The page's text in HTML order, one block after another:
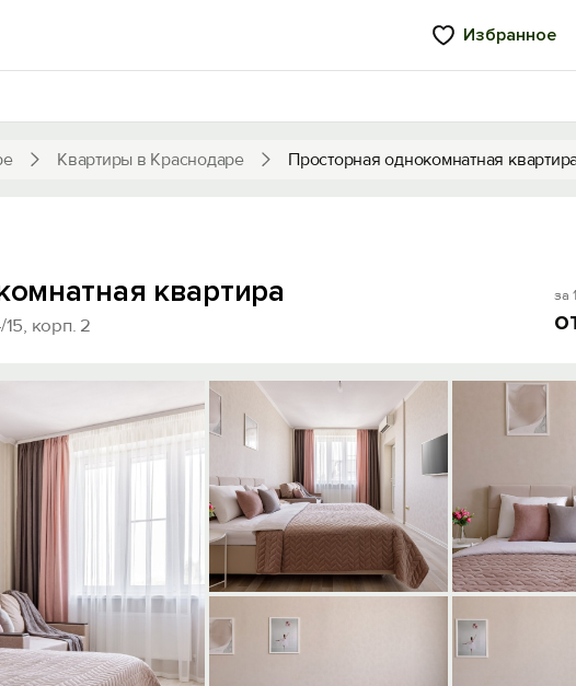
Избранное
Квартиры в Краснодаре Просторная однокомнатная
квартира
корп. 2
за